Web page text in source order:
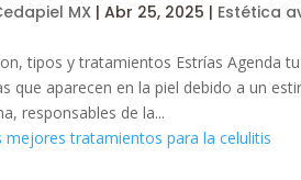
MX |Abr 25, 2025 | Estética
tipos y tratamientos Estrías Agenda
que aparecen en la piel debido a un
responsables de la...